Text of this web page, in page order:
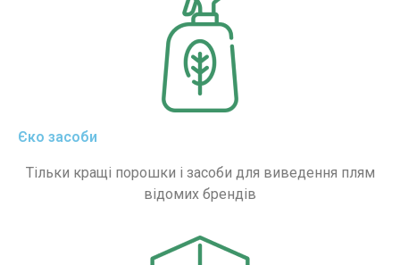
Єко засоби
Тільки кращі порошки і засоби для виведення плям
відомих брендів